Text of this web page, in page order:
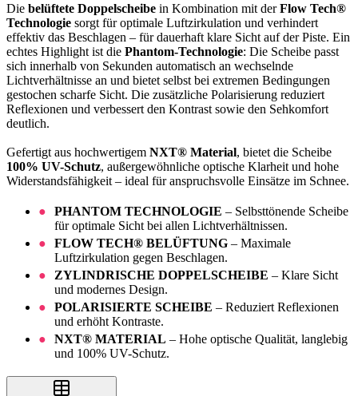
Die belüftete Doppelscheibe in Kombination mit derFlow Tech®
Technologie sorgt für optimale Luftzirkulation und verhindert
effektiv das Beschlagen – für dauerhaft klare Sicht auf der Piste. Ein
echtes Highlight ist die Phantom-Technologie: Die Scheibe passt
sich innerhalb von Sekunden automatisch an wechselnde
Lichtverhältnisse an und bietet selbst bei extremen Bedingungen
gestochen scharfe Sicht. Die zusätzliche Polarisierung reduziert
Reflexionen und verbessert den Kontrast sowie den Sehkomfort
deutlich.
Gefertigt aus hochwertigem NXT® Material, bietet die Scheibe
100% UV-Schutz, außergewöhnliche optische Klarheit und hohe
Widerstandsfähigkeit – ideal für anspruchsvolle Einsätze im Schnee.
PHANTOM TECHNOLOGIE – Selbsttönende Scheibe
für optimale Sicht bei allen Lichtverhältnissen.
FLOW TECH® BELÜFTUNG – Maximale
Luftzirkulation gegen Beschlagen.
ZYLINDRISCHE DOPPELSCHEIBE – Klare Sicht
und modernes Design.
POLARISIERTE SCHEIBE – Reduziert Reflexionen
und erhöht Kontraste.
NXT® MATERIAL – Hohe optische Qualität, langlebig
und 100% UV-Schutz.